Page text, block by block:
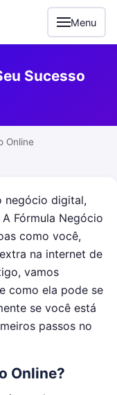
Menu
Sucesso
Online
negócio digital,
Fórmula Negócio
como você,
na internet de
vamos
como ela pode se
se você está
passos no
Online?